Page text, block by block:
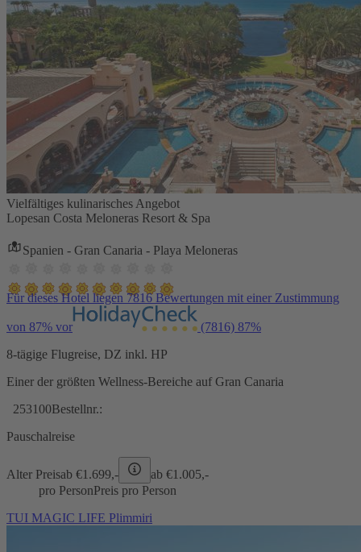
Vielfältiges kulinarisches Angebot
Lopesan Costa Meloneras Resort & Spa
Spanien - Gran Canaria - Playa Meloneras
Für dieses Hotel liegen 7816 Bewertungen mit einer Zustimmung
von 87% vor (7816) 87%
8-tägige Flugreise, DZ inkl. HP
Einer der größten Wellness-Bereiche auf Gran Canaria
253100Bestellnr.:
Pauschalreise
Alter Preisab €1.699,- ab €1.005,-
pro PersonPreis pro Person
TUI MAGIC LIFE Plimmiri